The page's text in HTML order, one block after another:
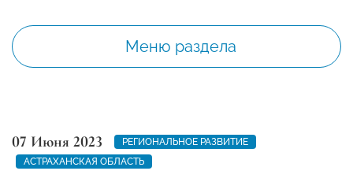
Меню раздела
07 Июня 2023
РЕГИОНАЛЬНОЕ РАЗВИТИЕ
АСТРАХАНСКАЯ ОБЛАСТЬ